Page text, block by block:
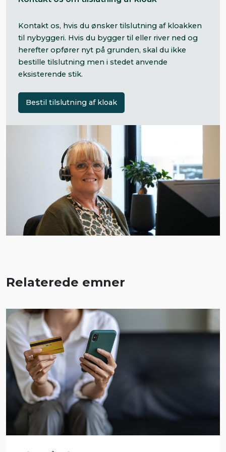
Kontakt os, hvis du ønsker tilslutning af kloakken
til nybyggeri. Hvis du bygger til eller river ned og
herefter opfører nyt på grunden, skal du ikke
bestille tilslutning men i stedet anvende
eksisterende stik.
Bestil tilslutning af kloak
Relaterede emner